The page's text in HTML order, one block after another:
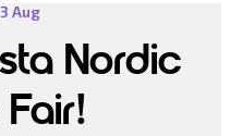
Aug
Nordic